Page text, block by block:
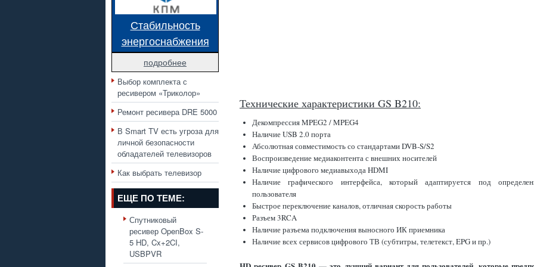
Стабильность
энергоснабжения
подробнее
Выбор комплекта с
ресивером «Триколор»
Ремонт ресивера DRE 5000
В Smart TV есть угроза для
личной безопасности
обладателей телевизоров
Как выбрать телевизор
ЕЩЕ ПО ТЕМЕ:
Спутниковый
ресивер OpenBox S-
5 HD, Cx+2CI,
USBPVR
Технические характеристики GS B210:
Декомпрессия MPEG2 / MPEG4
Наличие USB 2.0 порта
Абсолютная совместимость со стандартами DVB-S/S2
Воспроизведение медиаконтента с внешних носителей
Наличие цифрового медиавыхода HDMI
Наличие графического интерфейса, который адаптируется под
пользователя
Быстрое переключение каналов, отличная скорость работы
Разъем 3RCA
Наличие разъема подключения выносного ИК приемника
Наличие всех сервисов цифрового ТВ (субтитры, телетекст, EPG и пр.)